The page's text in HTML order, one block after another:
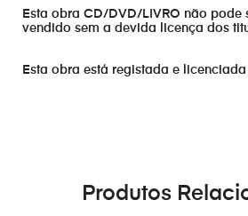
Esta obra CD/DVD/LIVRO não pode
vendido sem a devida licença dos
Esta obra está registada e
Produtos